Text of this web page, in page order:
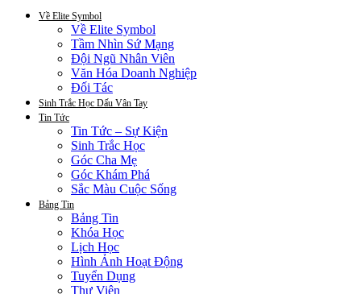
Về Elite Symbol
Về Elite Symbol
Tầm Nhìn Sứ Mạng
Đội Ngũ Nhân Viên
Văn Hóa Doanh Nghiệp
Đối Tác
Sinh Trắc Học Dấu Vân Tay
Tin Tức
Tin Tức – Sự Kiện
Sinh Trắc Học
Góc Cha Mẹ
Góc Khám Phá
Sắc Màu Cuộc Sống
Bảng Tin
Bảng Tin
Khóa Học
Lịch Học
Hình Ảnh Hoạt Động
Tuyển Dụng
Thư Viện